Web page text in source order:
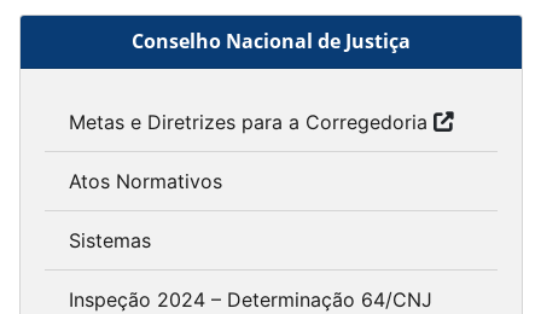
Conselho Nacional de Justiça
Metas e Diretrizes para a Corregedoria
Atos Normativos
Sistemas
Inspeção 2024 – Determinação 64/CNJ